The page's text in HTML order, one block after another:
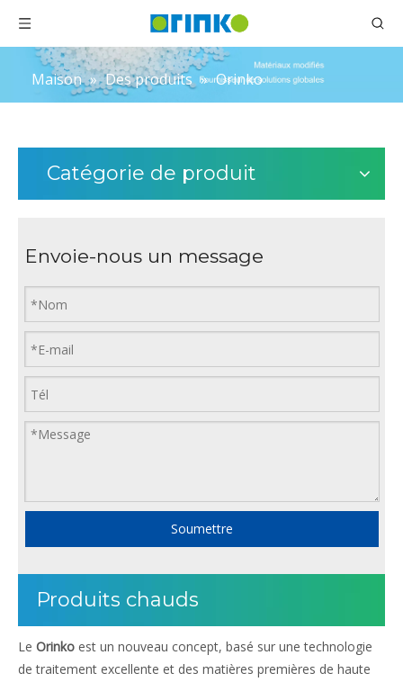
Maison » Des produits » Orinko
Catégorie de produit
Envoie-nous un message
Soumettre
Produits chauds
Le Orinko est un nouveau concept, basé sur une technologie
de traitement excellente et des matières premières de haute